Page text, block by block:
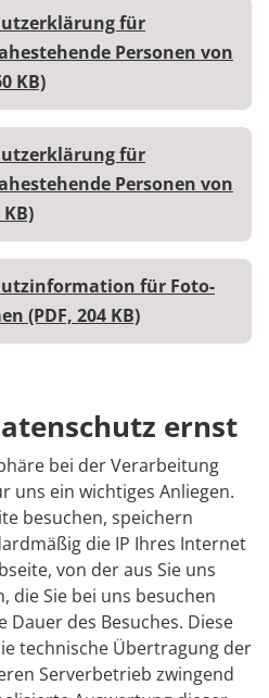
für
Personen von
KB)
für
Personen von
für Foto-
(PDF, 204 KB)
ernst
bei der Verarbeitung
uns ein wichtiges Anliegen.
besuchen, speichern
die IP Ihres Internet
von der aus Sie uns
die Sie bei uns besuchen
des Besuches. Diese
technische Übertragung der
Serverbetrieb zwingend